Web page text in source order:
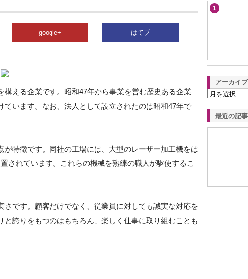
google+ はてブ
える企業です。昭和47年から事業を営む歴史ある企業
います。なお、法人として設立されたのは昭和47年で
特徴です。同社の工場には、大型のレーザー加工機をは
されています。これらの機械を熟練の職人が駆使するこ
です。顧客だけでなく、従業員に対しても誠実な対応を
誇りをもつのはもちろん、楽しく仕事に取り組むことも
1
アーカイブ
最近の記事